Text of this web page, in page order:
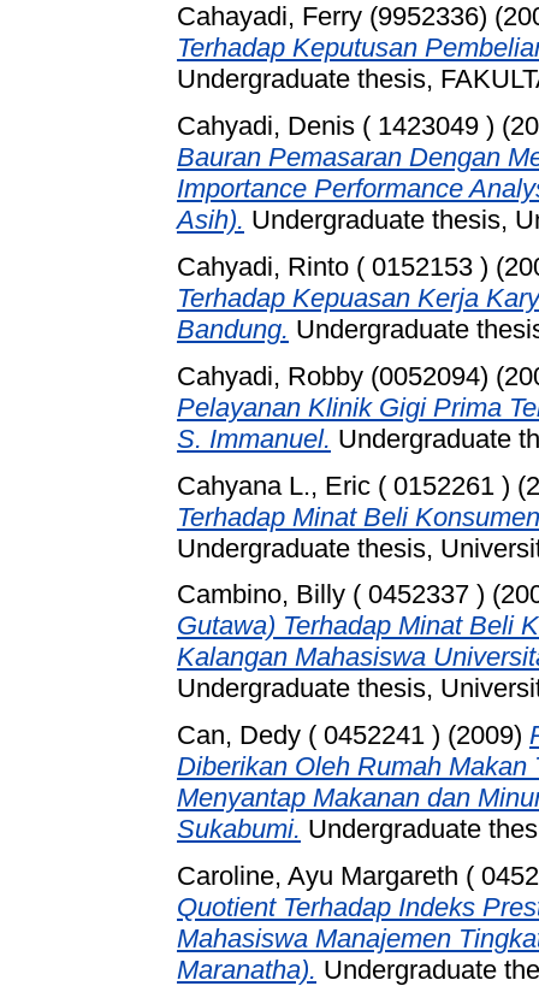
Cahayadi, Ferry (9952336)
Terhadap Keputusan
Undergraduate thesis,
Cahyadi, Denis ( 1423049 )
Bauran Pemasaran Dengan
Importance Performance
Asih). Undergraduate thesis,
Cahyadi, Rinto ( 0152153 )
Terhadap Kepuasan Kerja
Bandung. Undergraduate
Cahyadi, Robby (0052094)
Pelayanan Klinik Gigi Prima
S. Immanuel. Undergraduate
Cahyana L., Eric ( 0152261 )
Terhadap Minat Beli
Undergraduate thesis,
Cambino, Billy ( 0452337 )
Gutawa) Terhadap Minat Beli
Kalangan Mahasiswa
Undergraduate thesis,
Can, Dedy ( 0452241 ) (2009)
Diberikan Oleh Rumah Makan
Menyantap Makanan dan
Sukabumi. Undergraduate
Caroline, Ayu Margareth (
Quotient Terhadap Indeks
Mahasiswa Manajemen
Maranatha). Undergraduate